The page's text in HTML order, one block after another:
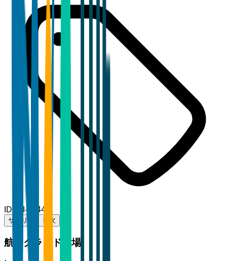
ID TBI-16444
サマリー 目次
航空クラウド市場